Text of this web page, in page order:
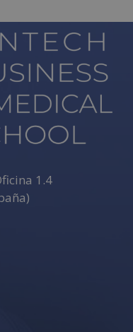
1.4